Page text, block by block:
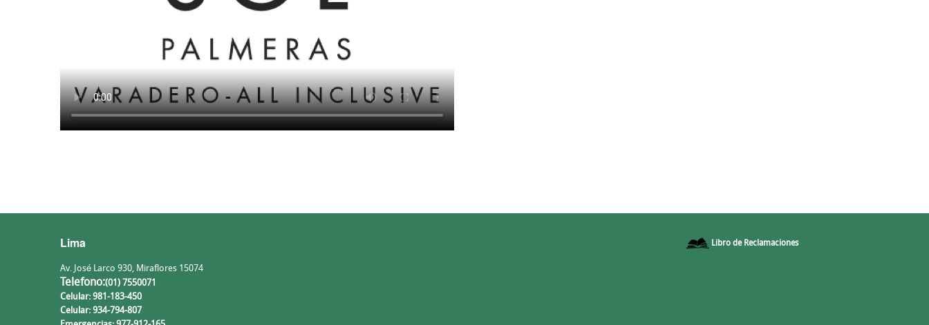
Lima
Av. José Larco 930, Miraflores 15074
Telefono:(01) 7550071
Celular: 981-183-450
Celular: 934-794-807
Libro de Reclamaciones